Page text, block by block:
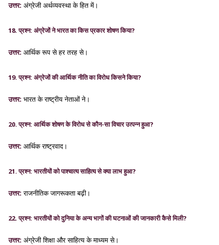
उत्तर: अंग्रेजी अर्थव्यवस्था के हित में।
18. प्रश्न: अंग्रेजों ने भारत का किस प्रकार शोषण किया?
उत्तर: आर्थिक रूप से हर तरह से।
19. प्रश्न: अंग्रेजों की आर्थिक नीति का विरोध किसने किया?
उत्तर: भारत के राष्ट्रीय नेताओं ने।
20. प्रश्न: आर्थिक शोषण के विरोध से कौन-सा विचार उत्पन्न हुआ?
उत्तर: आर्थिक राष्ट्रवाद।
21. प्रश्न: भारतीयों को पाश्चात्य साहित्य से क्या लाभ हुआ?
उत्तर: राजनीतिक जागरूकता बढ़ी।
22. प्रश्न: भारतीयों को दुनिया के अन्य भागों की घटनाओं की जानकारी कैसे मिली?
उत्तर: अंग्रेजी शिक्षा और साहित्य के माध्यम से।